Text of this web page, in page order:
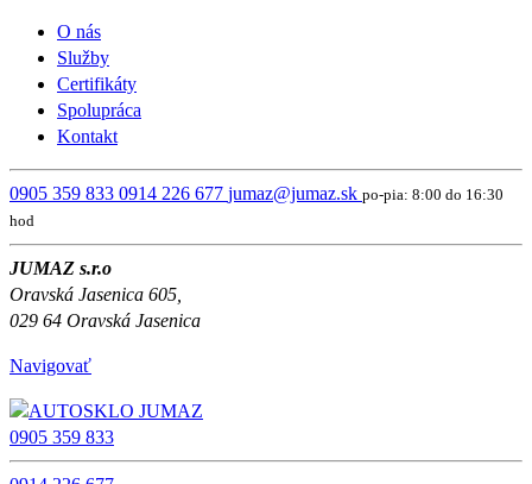
O nás
Služby
Certifikáty
Spolupráca
Kontakt
0905 359 833 0914 226 677 jumaz@jumaz.sk po-pia: 8:00 do 16:30
hod
JUMAZ s.r.o
Oravská Jasenica 605,
029 64 Oravská Jasenica
Navigovať
0905 359 833